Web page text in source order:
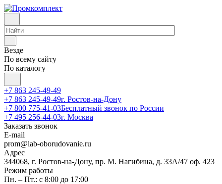
Везде
По всему сайту
По каталогу
+7 863 245-49-49
+7 863 245-49-49г. Ростов-на-Дону
+7 800 775-41-03Бесплатный звонок по России
+7 495 256-44-03г. Москва
Заказать звонок
E-mail
prom@lab-oborudovanie.ru
Адрес
344068, г. Ростов-на-Дону, пр. М. Нагибина, д. 33А/47 оф. 423
Режим работы
Пн. – Пт.: с 8:00 до 17:00